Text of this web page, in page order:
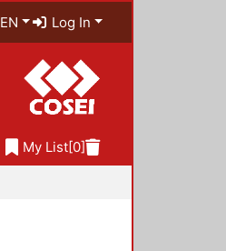
EN Log In
My List[0]